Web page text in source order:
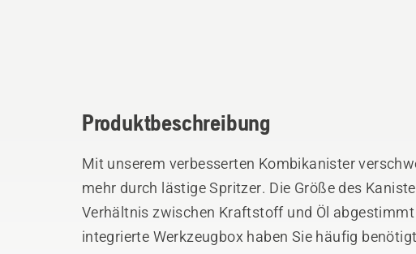
Produktbeschreibung
Mit unserem verbesserten Kombikanister
mehr durch lästige Spritzer. Die Größe des
Verhältnis zwischen Kraftstoff und Öl
integrierte Werkzeugbox haben Sie häufig